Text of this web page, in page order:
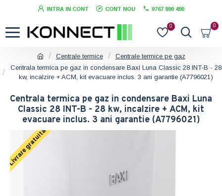
INTRA IN CONT CONT NOU 0767 890 490
0 0
Centrale termice
Centrale termice pe gaz
Centrala termica pe gaz in condensare Baxi Luna Classic 28 INT-B - 28
kw, incalzire + ACM, kit evacuare inclus. 3 ani garantie (A7796021)
Centrala termica pe gaz in condensare Baxi Luna
Classic 28 INT-B - 28 kw, incalzire + ACM, kit
evacuare inclus. 3 ani garantie (A7796021)
Livrare gratuita